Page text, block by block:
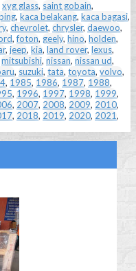
xyg glass, saint gobain,
, kaca belakang, kaca bagasi,
, chevrolet, chrysler, daewoo,
,foton, geely, hino, holden,
, jeep, kia, land rover, lexus,
mitsubishi, nissan, nissan ud,
, suzuki, tata, toyota, volvo,
, 1985, 1986, 1987, 1988,
, 1996, 1997, 1998, 1999,
, 2007, 2008, 2009, 2010,
, 2018, 2019, 2020, 2021,